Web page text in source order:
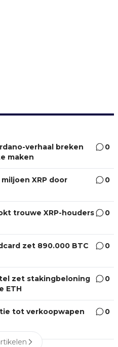
verhaal breken
maken
0
XRP door
0
trouwe XRP-houders
0
zet 890.000 BTC
0
zet stakingbeloning
ETH
0
tot verkoopwapen
0